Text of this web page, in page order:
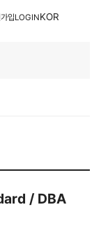
입LOGINKOR
/ DBA